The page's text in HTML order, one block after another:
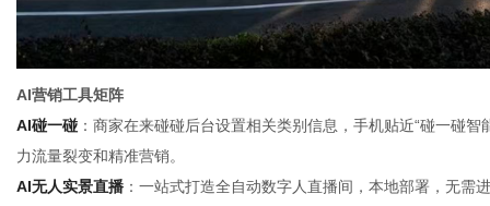
AI营销工具矩阵
AI碰一碰 ：商家在来碰碰后台设置相关类别信息，手机贴近“碰一碰
力流量裂变和精准营销。
AI无人实景直播 ：一站式打造全自动数字人直播间，本地部署，无